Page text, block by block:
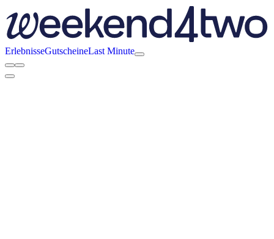
ErlebnisseGutscheineLast Minute